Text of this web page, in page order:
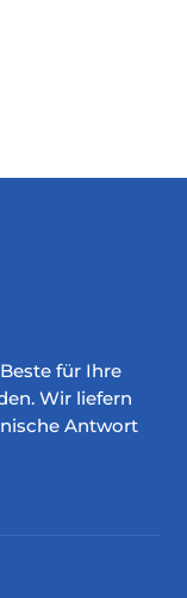
für Ihre
Wir liefern
Antwort